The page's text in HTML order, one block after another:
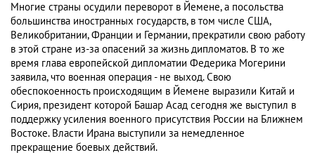
Многие страны осудили переворот в Йемене, а посольства
большинства иностранных государств, в том числе США,
Великобритании, Франции и Германии, прекратили свою работу
в этой стране из-за опасений за жизнь дипломатов. В то же
время глава европейской дипломатии Федерика Могерини
заявила, что военная операция - не выход. Свою
обеспокоенность происходящим в Йемене выразили Китай и
Сирия, президент которой Башар Асад сегодня же выступил в
поддержку усиления военного присутствия России на Ближнем
Востоке. Власти Ирана выступили за немедленное
прекращение боевых действий.